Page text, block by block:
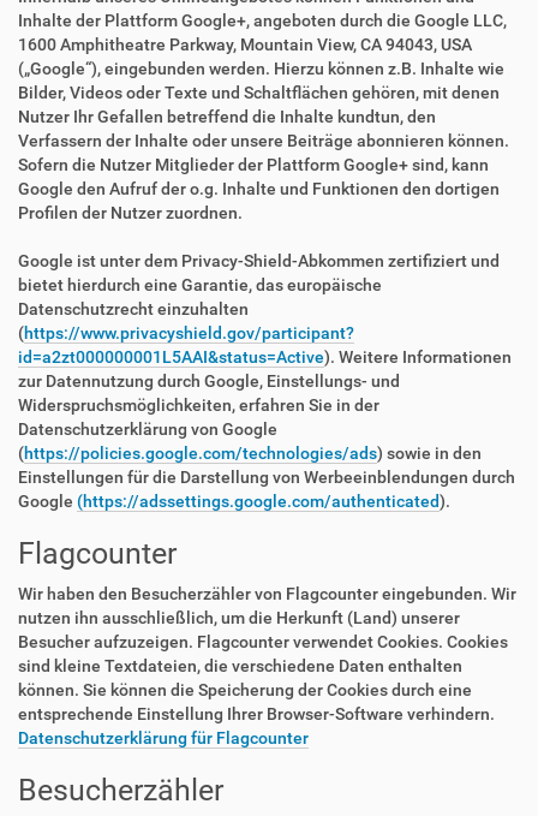
Inhalte der Plattform Google+, angeboten durch die Google LLC,
1600 Amphitheatre Parkway, Mountain View, CA 94043, USA
(„Google“), eingebunden werden. Hierzu können z.B. Inhalte wie
Bilder, Videos oder Texte und Schaltflächen gehören, mit denen
Nutzer Ihr Gefallen betreffend die Inhalte kundtun, den
Verfassern der Inhalte oder unsere Beiträge abonnieren können.
Sofern die Nutzer Mitglieder der Plattform Google+ sind, kann
Google den Aufruf der o.g. Inhalte und Funktionen den dortigen
Profilen der Nutzer zuordnen.
Google ist unter dem Privacy-Shield-Abkommen zertifiziert und
bietet hierdurch eine Garantie, das europäische
Datenschutzrecht einzuhalten
(https://www.privacyshield.gov/participant?
id=a2zt000000001L5AAI&status=Active). Weitere Informationen
zur Datennutzung durch Google, Einstellungs- und
Widerspruchsmöglichkeiten, erfahren Sie in der
Datenschutzerklärung von Google
(https://policies.google.com/technologies/ads) sowie in den
Einstellungen für die Darstellung von Werbeeinblendungen durch
Google (https://adssettings.google.com/authenticated).
Flagcounter
Wir haben den Besucherzähler von Flagcounter eingebunden. Wir
nutzen ihn ausschließlich, um die Herkunft (Land) unserer
Besucher aufzuzeigen. Flagcounter verwendet Cookies. Cookies
sind kleine Textdateien, die verschiedene Daten enthalten
können. Sie können die Speicherung der Cookies durch eine
entsprechende Einstellung Ihrer Browser-Software verhindern.
Datenschutzerklärung für Flagcounter
Besucherzähler